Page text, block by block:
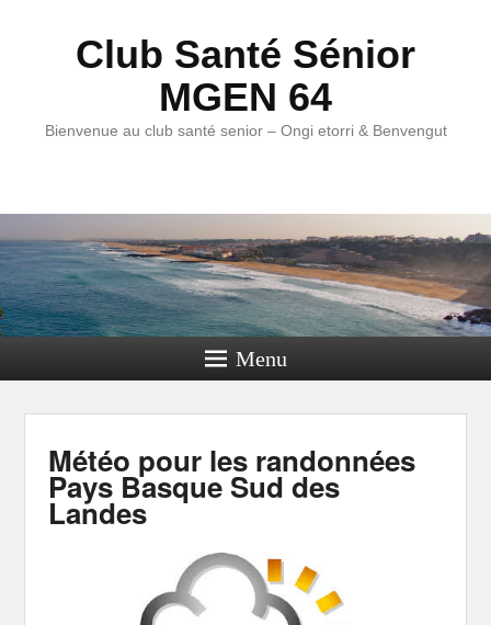
Club Santé Sénior
MGEN 64
Bienvenue au club santé senior – Ongi etorri & Benvengut
Menu
Météo pour les randonnées
Pays Basque Sud des
Landes